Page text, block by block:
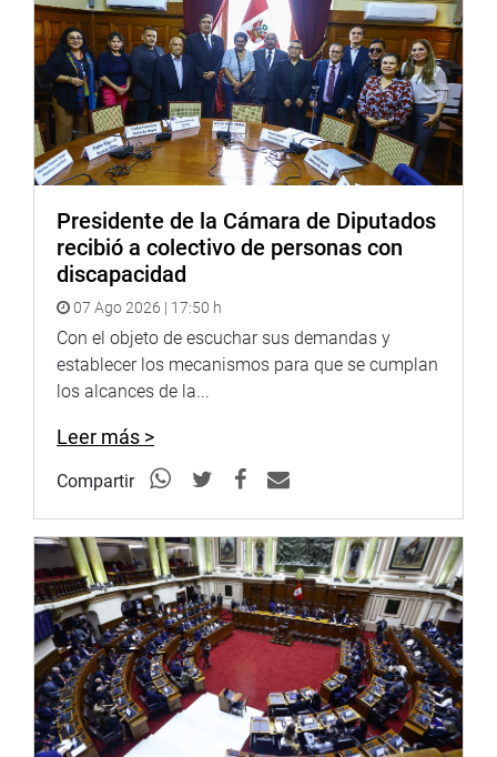
En la misma región, la parlamentaria solicitó apoyo al
Ministerio del Interior, al verificar que, en la comisaria de
los Algarrobos, solo hay un vehículo para una dotación de
100 efectivos policiales.
De otro lado, el congresista David Jiménez sostuvo una
reunión con el director de la UGEL Chanchamayo, a fin de
recoger las necesidades y carencias de las instituciones
educativas, ante el retorno a las clases presenciales.
Presidente de la Cámara de Diputados
recibió a colectivo de personas con
discapacidad
07 Ago 2026 | 17:50 h
Con el objeto de escuchar sus demandas y
establecer los mecanismos para que se cumplan
los alcances de la...
Leer más >
Compartir